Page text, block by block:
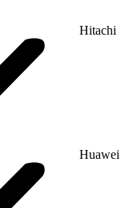
Hitachi
Huawei